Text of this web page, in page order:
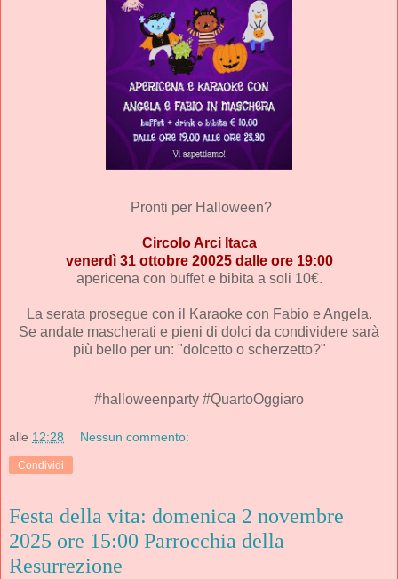
Pronti per Halloween?
Circolo Arci Itaca
venerdì 31 ottobre 20025 dalle ore 19:00
apericena con buffet e bibita a soli 10€.
La serata prosegue con il Karaoke con Fabio e Angela.
Se andate mascherati e pieni di dolci da condividere sarà
più bello per un: "dolcetto o scherzetto?"
#halloweenparty #QuartoOggiaro
alle 12:28 Nessun commento:
Condividi
Festa della vita: domenica 2 novembre
2025 ore 15:00 Parrocchia della
Resurrezione